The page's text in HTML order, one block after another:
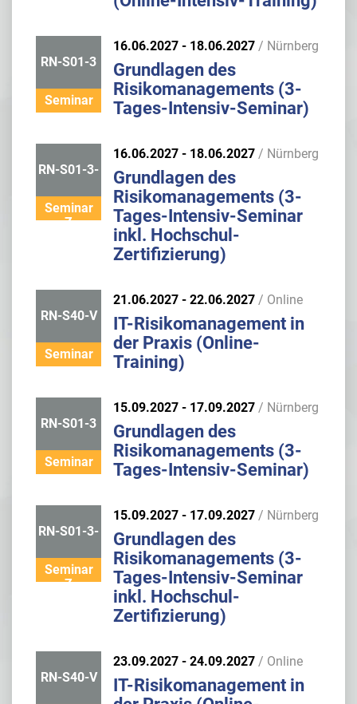
RN-S01-3
Seminar
16.06.2027 - 18.06.2027 / Nürnberg
Grundlagen des
Risikomanagements (3-
Tages-Intensiv-Seminar)
RN-S01-3-
Z
Seminar
16.06.2027 - 18.06.2027 / Nürnberg
Grundlagen des
Risikomanagements (3-
Tages-Intensiv-Seminar
inkl. Hochschul-
Zertifizierung)
RN-S40-V
Seminar
21.06.2027 - 22.06.2027 / Online
IT-Risikomanagement in
der Praxis (Online-
Training)
RN-S01-3
Seminar
15.09.2027 - 17.09.2027 / Nürnberg
Grundlagen des
Risikomanagements (3-
Tages-Intensiv-Seminar)
RN-S01-3-
Z
Seminar
15.09.2027 - 17.09.2027 / Nürnberg
Grundlagen des
Risikomanagements (3-
Tages-Intensiv-Seminar
inkl. Hochschul-
Zertifizierung)
RN-S40-V
23.09.2027 - 24.09.2027 / Online
IT-Risikomanagement in